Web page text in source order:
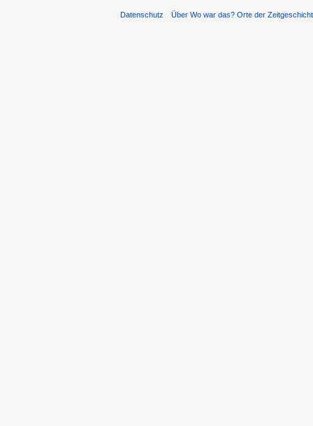
Datenschutz Über Wo war das? Orte der